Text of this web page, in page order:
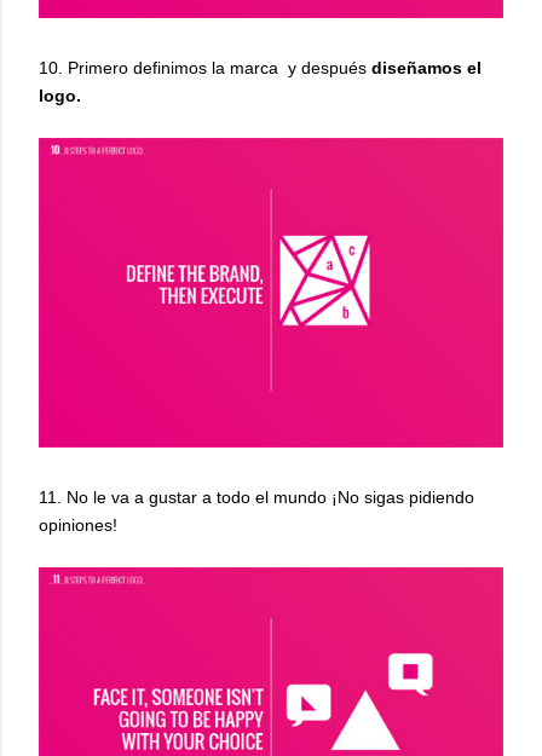
10. Primero definimos la marca y después diseñamos el
logo.
11. No le va a gustar a todo el mundo ¡No sigas pidiendo
opiniones!